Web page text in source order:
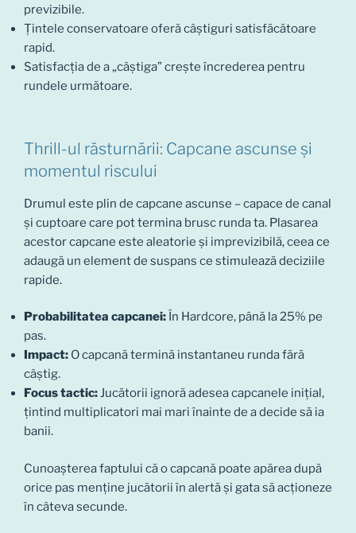
previzibile.
Țintele conservatoare oferă câștiguri satisfăcătoare
rapid.
Satisfacția de a „câștiga” crește încrederea pentru
rundele următoare.
Thrill-ul răsturnării: Capcane ascunse și
momentul riscului
Drumul este plin de capcane ascunse – capace de canal
și cuptoare care pot termina brusc runda ta. Plasarea
acestor capcane este aleatorie și imprevizibilă, ceea ce
adaugă un element de suspans ce stimulează deciziile
rapide.
Probabilitatea capcanei: În Hardcore, până la 25% pe
pas.
Impact: O capcană termină instantaneu runda fără
câștig.
Focus tactic:Jucătorii ignoră adesea capcanele inițial,
țintind multiplicatori mai mari înainte de a decide să ia
banii.
Cunoașterea faptului că o capcană poate apărea după
orice pas menține jucătorii în alertă și gata să acționeze
în câteva secunde.